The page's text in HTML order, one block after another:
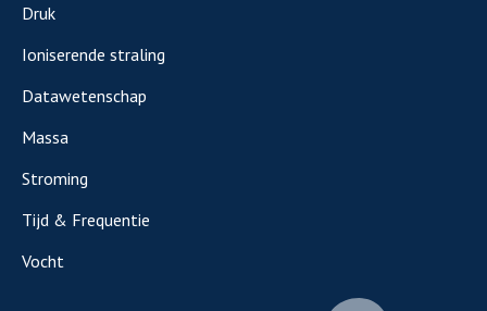
Druk
Ioniserende straling
Datawetenschap
Massa
Stroming
Tijd & Frequentie
Vocht